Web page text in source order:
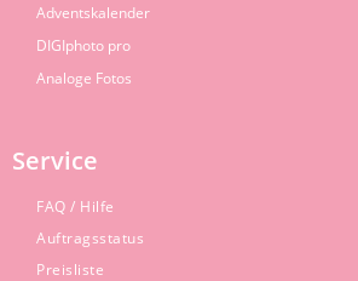
Adventskalender
DIGIphoto pro
Analoge Fotos
Service
FAQ / Hilfe
Auftragsstatus
Preisliste